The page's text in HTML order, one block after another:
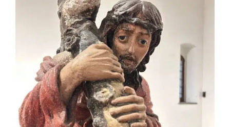
Membres
L’actu
Nous soutenir